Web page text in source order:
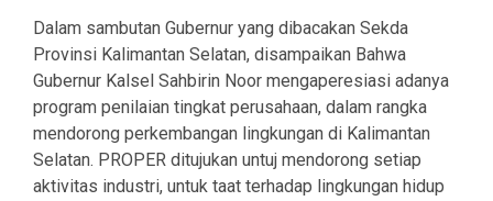
Dalam sambutan Gubernur yang dibacakan Sekda
Provinsi Kalimantan Selatan, disampaikan Bahwa
Gubernur Kalsel Sahbirin Noor mengaperesiasi adanya
program penilaian tingkat perusahaan, dalam rangka
mendorong perkembangan lingkungan di Kalimantan
Selatan. PROPER ditujukan untuj mendorong setiap
aktivitas industri, untuk taat terhadap lingkungan hidup